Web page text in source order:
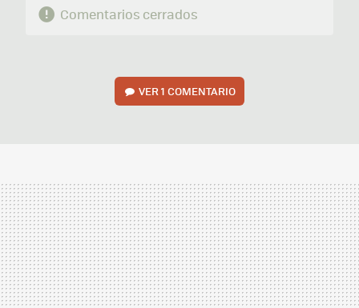
Comentarios cerrados
VER1 COMENTARIO